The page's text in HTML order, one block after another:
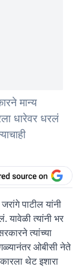
मान्य
धारेवर धरलं
पाटील यांनी
यावेळी त्यांनी भर
त्यांच्या
ओबीसी नेते
थेट इशारा